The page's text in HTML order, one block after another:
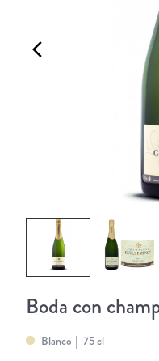
arrow_back_ios
Boda con
Blanco 75 cl